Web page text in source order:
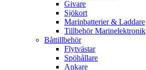
Givare
Sjökort
Marinbatterier & Laddare
Tillbehör Marinelektronik
Båttillbehör
Flytvästar
Spöhållare
Ankare